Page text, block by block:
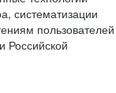
систематизации
пользователей
Российской